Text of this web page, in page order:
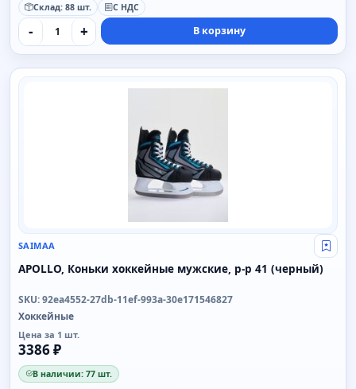
Склад: 88 шт.
С НДС
- + В корзину
SAIMAA
SAIMAA Свой
APOLLO, Коньки хоккейные мужские, р-р 41 (черный)
SKU: 92ea4552-27db-11ef-993a-30e171546827
Хоккейные
Цена за 1 шт.
3386 ₽
В наличии: 77 шт.